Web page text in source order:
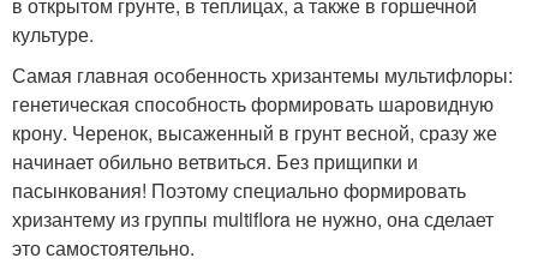
в открытом грунте, в теплицах, а также в горшечной
культуре.
Самая главная особенность хризантемы мультифлоры:
генетическая способность формировать шаровидную
крону. Черенок, высаженный в грунт весной, сразу же
начинает обильно ветвиться. Без прищипки и
пасынкования! Поэтому специально формировать
хризантему из группы multiflora не нужно, она сделает
это самостоятельно.